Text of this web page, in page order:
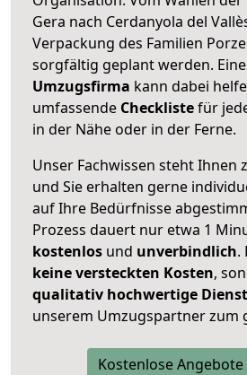
Gera nach Cerdanyola del
Verpackung des Familien
sorgfältig geplant werden. Eine
Umzugsfirma kann dabei
umfassende Checklistefür
in der Nähe oder in der Ferne.
Unser Fachwissen steht Ihnen
und Sie erhalten gerne
auf Ihre Bedürfnisse
Prozess dauert nur etwa 1
kostenlos und unverbindlich.
keine versteckten Kosten,
qualitativ hochwertige
unserem Umzugspartner zum
Kostenlose